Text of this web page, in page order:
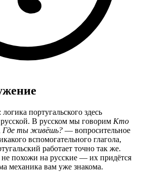
португальского здесь
В русском мы говорим Кто
Где ты живёшь? — вопросительное
вспомогательного глагола,
работает точно так же.
похожи на русские — их придётся
механика вам уже знакома.